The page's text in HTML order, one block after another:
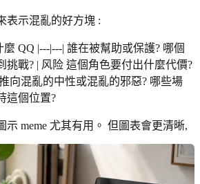
表示混亂的好方塊 :
QQ |---|---| 誰在被幫助或保護? 哪個
挑戰? | 风险 這個角色要付出什麼代價?
向混亂的中性或混亂的邪惡? 哪些場
這個位置?
示 meme 尤其有用。 但圖表會更清晰,